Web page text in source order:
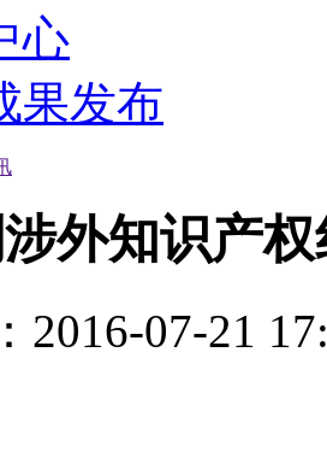
心
果发布
外知识产
2016-07-21